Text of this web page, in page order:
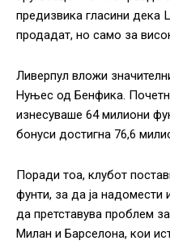
предизвика гласини дека
продадат, но само за
Ливерпул вложи
Нуњес од Бенфика.
изнесуваше 64 милиони
бонуси достигна 76,6
Поради тоа, клубот
фунти, за да ја надомести
да претставува проблем
Милан и Барселона, кои